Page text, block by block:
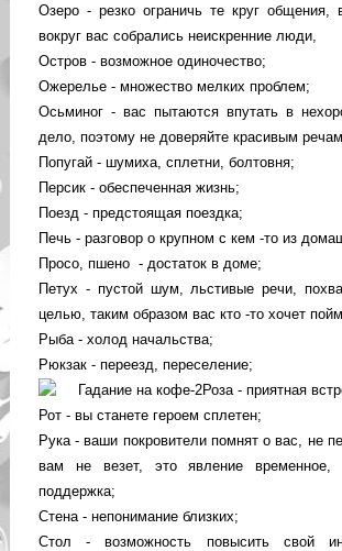
Озеро - резко ограничь те круг общения,
вокруг вас собрались неискренние люди,
Остров - возможное одиночество;
Ожерелье - множество мелких проблем;
Осьминог - вас пытаются впутать в
дело, поэтому не доверяйте красивым
Попугай - шумиха, сплетни, болтовня;
Персик - обеспеченная жизнь;
Поезд - предстоящая поездка;
Печь - разговор о крупном с кем -то из
Просо, пшено - достаток в доме;
Петух - пустой шум, льстивые речи,
целью, таким образом вас кто -то хочет
Рыба - холод начальства;
Рюкзак - переезд, переселение;
Роза - приятная
Рот - вы станете героем сплетен;
Рука - ваши покровители помнят о вас, не
вам не везет, это явление временное,
поддержка;
Стена - непонимание близких;
Стол - возможность повысить свой